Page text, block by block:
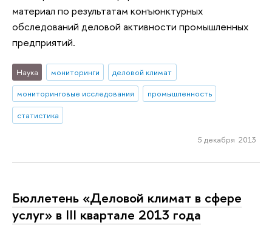
материал по результатам конъюнктурных
обследований деловой активности промышленных
предприятий.
Наука мониторинги
деловой климат
мониторинговые исследования
промышленность
статистика
5 декабря 2013
Бюллетень «Деловой климат в сфере
услуг» в III квартале 2013 года